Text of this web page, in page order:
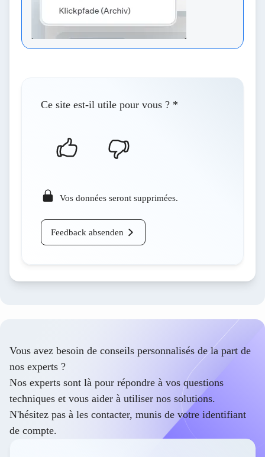
Ce site est-il utile pour vous ? *
Vos données seront supprimées.
Feedback absenden
Vous avez besoin de conseils personnalisés de la part de
nos experts ?
Nos experts sont là pour répondre à vos questions
techniques et vous aider à utiliser nos solutions.
N'hésitez pas à les contacter, munis de votre identifiant
de compte.